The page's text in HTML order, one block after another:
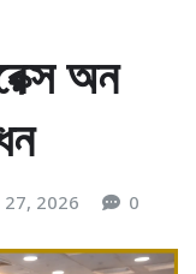
অন
27, 2026 0